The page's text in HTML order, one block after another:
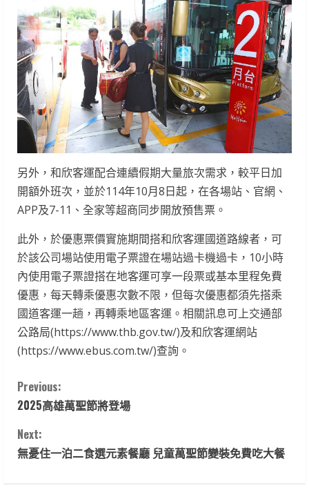
另外，和欣客運配合連續假期大量旅次需求，較平日加
開額外班次，並於114年10月8日起，在各場站、官網、
APP及7-11、全家等超商同步開放預售票。
此外，於優惠票價實施期間搭和欣客運國道路線者，可
於該公司場站使用電子票證在場站過卡機過卡，10小時
內使用電子票證搭在地客運可享一段票或基本里程免費
優惠，每天轉乘優惠次數不限，但每次優惠都須先搭乘
國道客運一趟，再轉乘地區客運。相關訊息可上交通部
公路局(https://www.thb.gov.tw/)及和欣客運網站
(https://www.ebus.com.tw/)查詢。
C
o
n
Previous:
2025高雄萬聖節將登場
Next:
無憂住一泊二食選元素餐廳 兒童萬聖節變裝免費吃大餐